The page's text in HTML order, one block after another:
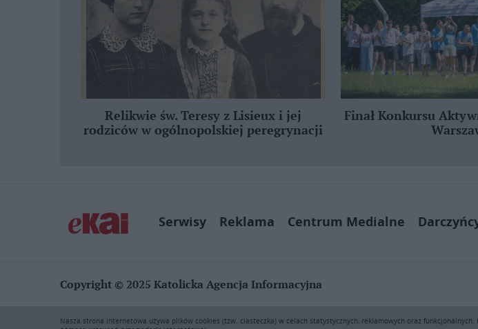
Relikwie św. Teresy z Lisieux i jej
rodziców w ogólnopolskiej peregrynacji
Finał Konkursu
Serwisy Reklama Centrum Medialne
Copyright © 2025 Katolicka Agencja Informacyjna
Nasza strona internetowa używa plików cookies (tzw. ciasteczka) w celach statystycznych, reklamowych oraz